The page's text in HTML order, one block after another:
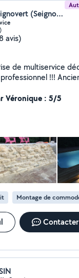
Thomas Seignovert (Seignovert)
avis)
de multiservice
!!!
vos petits travaux et
Véronique : 5/5
Montage de
Contacter